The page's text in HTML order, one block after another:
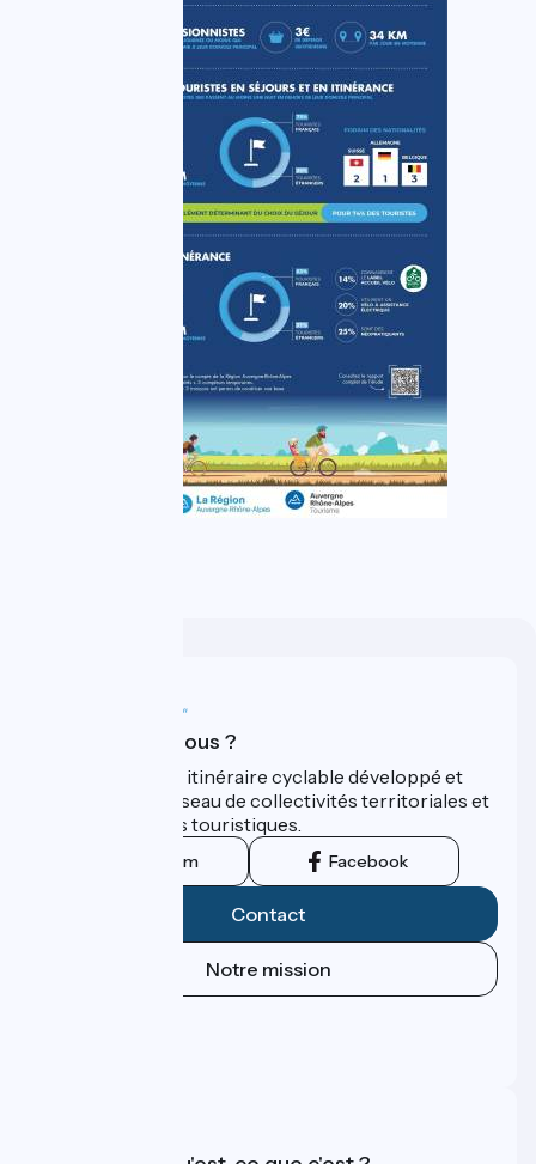
Qui sommes-nous ?
ViaRhôna est un itinéraire cyclable développé et
promu par un réseau de collectivités territoriales et
leurs institutions touristiques.
Instagram Facebook
Contact
Notre mission